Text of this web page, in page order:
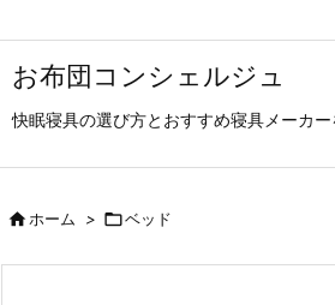
お布団コンシェルジュ
快眠寝具の選び方とおすすめ寝具メーカー
ホーム > ベッド